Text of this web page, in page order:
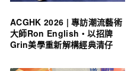
ACGHK 2026 | 專訪潮流藝術
大師Ron English・以招牌
Grin美學重新解構經典清仔